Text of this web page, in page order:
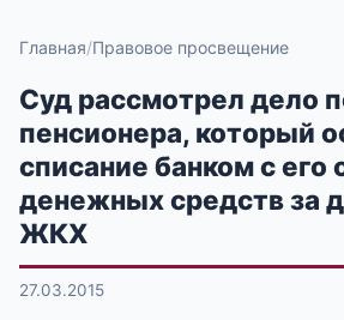
Главная Правовое просвещение
Суд рассмотрел дело
пенсионера, который
списание банком с его
денежных средств за
ЖКХ
27.03.2015